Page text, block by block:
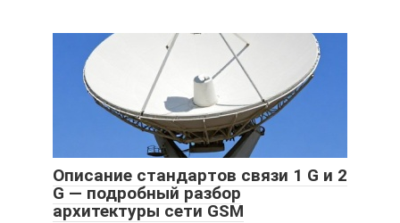
Описание стандартов связи 1 G и 2
G — подробный разбор
архитектуры сети GSM